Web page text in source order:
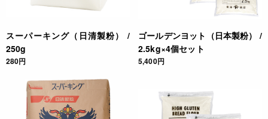
スーパーキング（日清製粉） /
250g
280円
ゴールデンヨット（日本製粉） /
2.5kg×4個セット
5,400円